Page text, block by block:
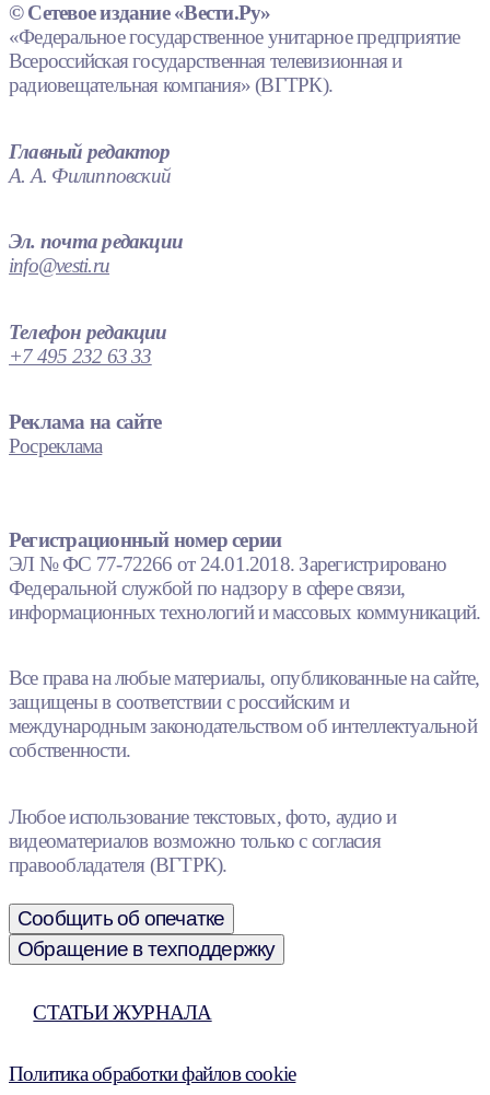
© Сетевое издание «Вести.Ру»
«Федеральное государственное унитарное предприятие
Всероссийская государственная телевизионная и
радиовещательная компания» (ВГТРК).
Главный редактор
А. А. Филипповский
Эл. почта редакции
info@vesti.ru
Телефон редакции
+7 495 232 63 33
Реклама на сайте
Росреклама
Регистрационный номер серии
ЭЛ № ФС 77-72266 от 24.01.2018. Зарегистрировано
Федеральной службой по надзору в сфере связи,
информационных технологий и массовых коммуникаций.
Все права на любые материалы, опубликованные на сайте,
защищены в соответствии с российским и
международным законодательством об интеллектуальной
собственности.
Любое использование текстовых, фото, аудио и
видеоматериалов возможно только с согласия
правообладателя (ВГТРК).
Сообщить об опечатке
Обращение в техподдержку
СТАТЬИ ЖУРНАЛА
Политика обработки файлов cookie